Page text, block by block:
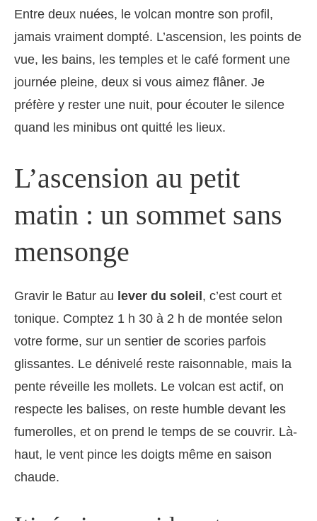
Entre deux nuées, le volcan montre son profil,
jamais vraiment dompté. L’ascension, les points de
vue, les bains, les temples et le café forment une
journée pleine, deux si vous aimez flâner. Je
préfère y rester une nuit, pour écouter le silence
quand les minibus ont quitté les lieux.
L’ascension au petit
matin : un sommet sans
mensonge
Gravir le Batur au lever du soleil , c’est court et
tonique. Comptez 1 h 30 à 2 h de montée selon
votre forme, sur un sentier de scories parfois
glissantes. Le dénivelé reste raisonnable, mais la
pente réveille les mollets. Le volcan est actif, on
respecte les balises, on reste humble devant les
fumerolles, et on prend le temps de se couvrir. Là-
haut, le vent pince les doigts même en saison
chaude.